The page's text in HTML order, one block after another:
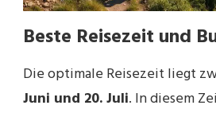
Beste Reisezeit und
Die optimale Reisezeit liegt
Juni und 20. Juli. In diesem